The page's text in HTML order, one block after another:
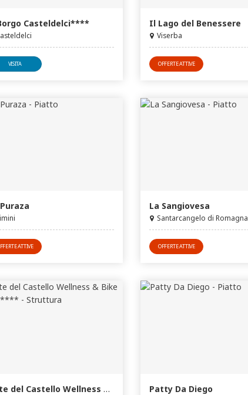
Casteldelci****
VISITA
Il Lago del Benessere
Viserba
OFFERTE ATTIVE
ATTIVE
La Sangiovesa
Santarcangelo di Romagna
OFFERTE ATTIVE
Oste del Castello Wellness & Bike Hotel**** Patty Da Diego